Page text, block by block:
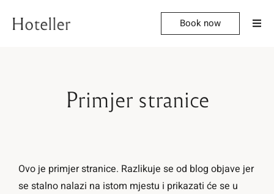
Book now
Primjer stranice
Ovo je primjer stranice. Razlikuje se od blog objave jer
se stalno nalazi na istom mjestu i prikazati će se u